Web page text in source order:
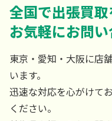
全国で出張買
お気軽にお問
東京・愛知・大阪に店
います。
迅速な対応を心がけて
ください。